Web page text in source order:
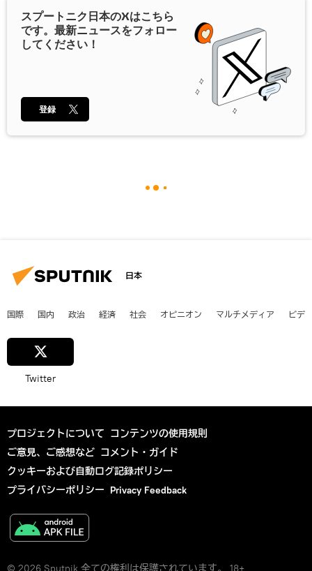
スプートニク日本のXはこちら
です。最新ニュースをフォロー
してください！
登録
日本
国際 国内 政治 経済 社会 オピニオン マルチメディア ビデ
Twitter
プロジェクトについて コンテンツの使用規則
ご意見、ご感想など コメント・ガイド
クッキーおよび自動ログ記録ポリシー
プライバシーポリシー Privacy Feedback
© 2026 Sputnik 全ての権利は保護されています。 18+